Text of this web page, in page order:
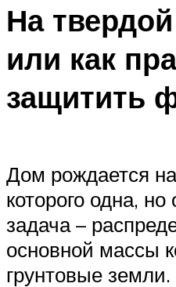
На
или как
защитить
Дом рождается
которого одна,
задача –
основной массы
грунтовые